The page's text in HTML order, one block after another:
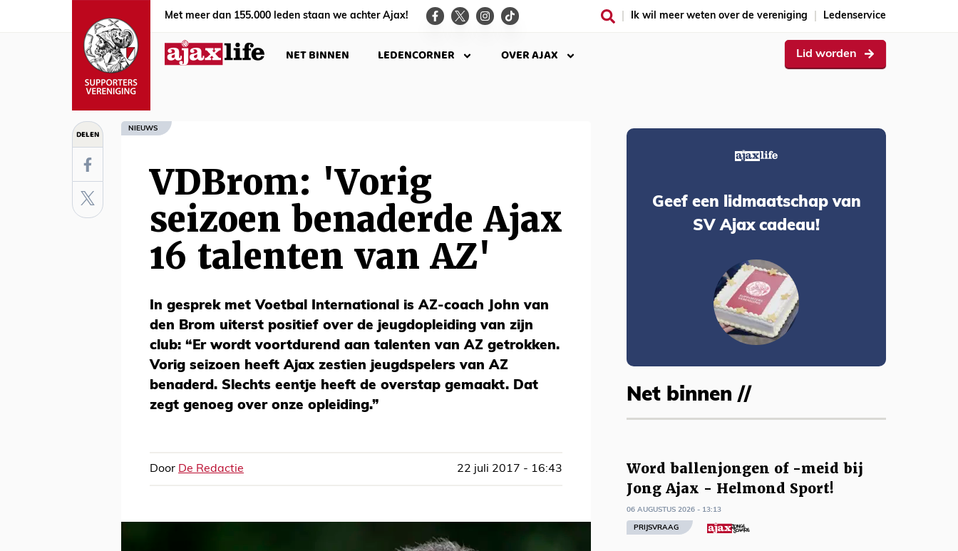
Met meer dan 155.000 leden staan we achter Ajax! Ik wil meer weten over de vereniging Ledenservice
NET BINNEN LEDENCORNER OVER AJAX Lid worden
DELEN NIEUWS
VDBrom: 'Vorig
seizoen benaderde Ajax
16 talenten van AZ'
In gesprek met Voetbal International is AZ-coach John van
den Brom uiterst positief over de jeugdopleiding van zijn
club: “Er wordt voortdurend aan talenten van AZ getrokken.
Vorig seizoen heeft Ajax zestien jeugdspelers van AZ
benaderd. Slechts eentje heeft de overstap gemaakt. Dat
zegt genoeg over onze opleiding.”
Door De Redactie 22 juli 2017 - 16:43
Geef een lidmaatschap van
SV Ajax cadeau!
Net binnen //
Word ballenjongen of -meid bij
Jong Ajax - Helmond Sport!
06 AUGUSTUS 2026 - 13:13
PRIJSVRAAG